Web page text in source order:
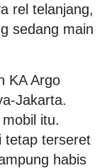
rel telanjang,
sedang main
KA Argo
Jakarta.
itu.
tetap terseret
habis